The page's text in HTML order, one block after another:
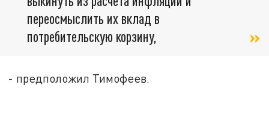
переосмыслить их вклад в
потребительскую корзину,
- предположил Тимофеев.